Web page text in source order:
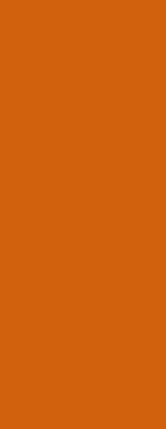
des
Sie berät über die
Sie wirkt auch bei
Dienst mit. Die
davon aus, dass